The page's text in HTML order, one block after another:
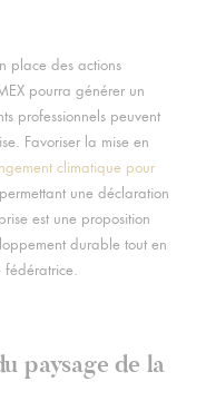
place des actions
pourra générer un
professionnels peuvent
Favoriser la mise en
climatique pour
une déclaration
est une proposition
durable tout en
fédératrice.
paysage de la